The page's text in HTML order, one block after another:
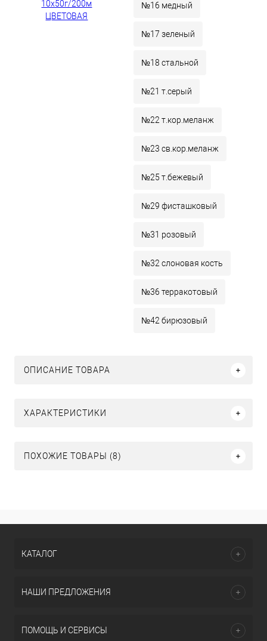
№16 медный
№17 зеленый
№18 стальной
№21 т.серый
№22 т.кор.меланж
№23 св.кор.меланж
№25 т.бежевый
№29 фисташковый
№31 розовый
№32 слоновая кость
№36 терракотовый
№42 бирюзовый
ОПИСАНИЕ ТОВАРА
ХАРАКТЕРИСТИКИ
ПОХОЖИЕ ТОВАРЫ (8)
КАТАЛОГ
НАШИ ПРЕДЛОЖЕНИЯ
ПОМОЩЬ И СЕРВИСЫ